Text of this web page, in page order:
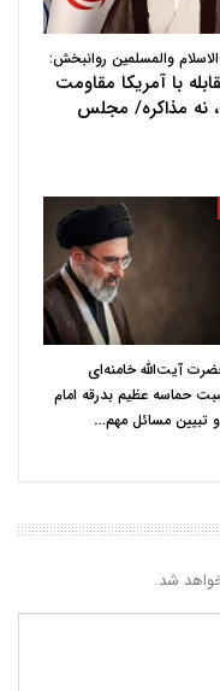
والمسلمین روانبخش:
با آمریکا مقاومت
نه مذاکره/ مجلس
آیت‌الله خامنه‌ای
حماسه عظیم بدرقه امام
تبیین مسائل مهم…
شد.